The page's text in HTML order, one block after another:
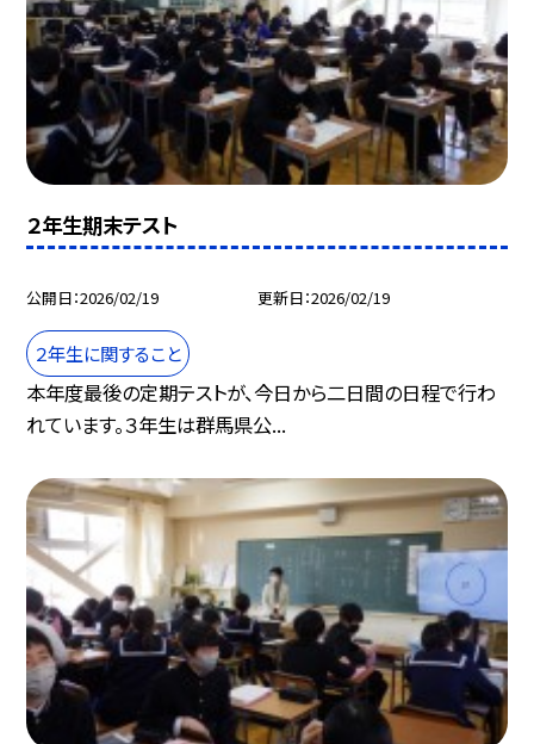
２年生期末テスト
公開日 2026/02/19 更新日 2026/02/19
２年生に関すること
本年度最後の定期テストが、今日から二日間の日程で行わ
れています。３年生は群馬県公...